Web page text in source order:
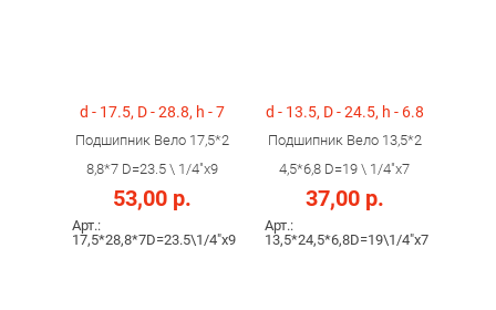
d - 17.5, D - 28.8, h - 7
Подшипник Вело 17,5*2
8,8*7 D=23.5 \ 1/4"х9
53,00 р.
Арт.:
17,5*28,8*7D=23.5\1/4"х9
d - 13.5, D - 24.5, h - 6.8
Подшипник Вело 13,5*2
4,5*6,8 D=19 \ 1/4"х7
37,00 р.
Арт.:
13,5*24,5*6,8D=19\1/4"х7